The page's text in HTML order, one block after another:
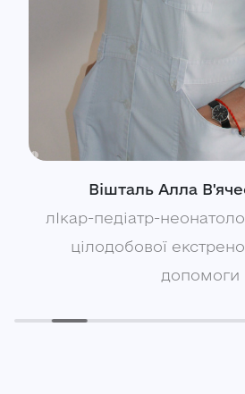
Вішталь Алла
лІкар-педіатр-
цілодобової
допомоги